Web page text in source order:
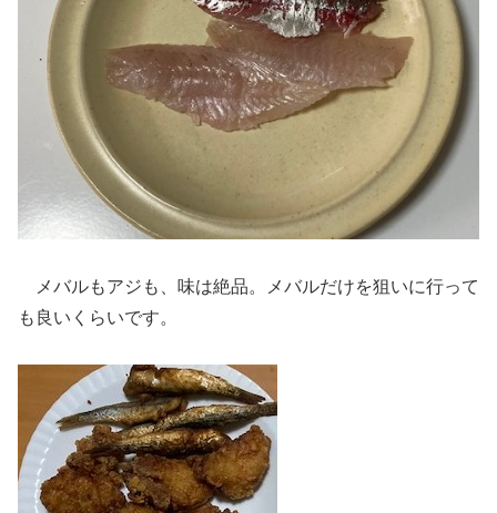
メバルもアジも、味は絶品。メバルだけを狙いに行って
も良いくらいです。